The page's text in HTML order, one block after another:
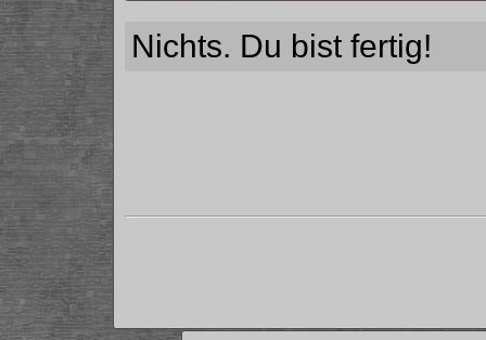
Nichts. Du bist fertig!